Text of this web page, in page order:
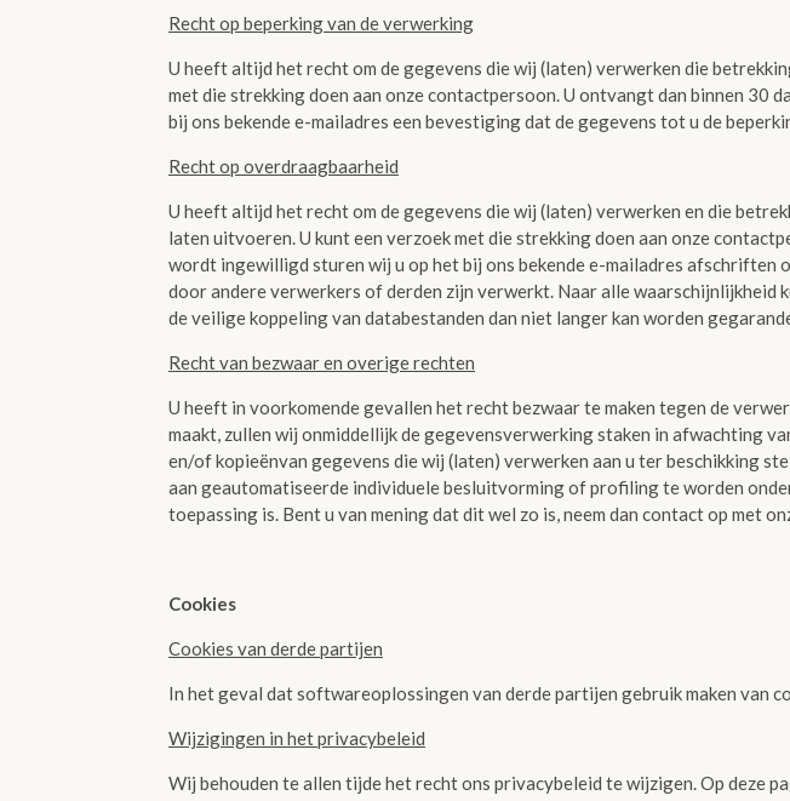
Recht op beperking van de verwerking
U heeft altijd het recht om de gegevens die wij (laten) verwerken die
met die strekking doen aan onze contactpersoon. U ontvangt dan binnen 30
bij ons bekende e-mailadres een bevestiging dat de gegevens tot u de
Recht op overdraagbaarheid
U heeft altijd het recht om de gegevens die wij (laten) verwerken en die
laten uitvoeren. U kunt een verzoek met die strekking doen aan onze
wordt ingewilligd sturen wij u op het bij ons bekende e-mailadres afschriften
door andere verwerkers of derden zijn verwerkt. Naar alle
de veilige koppeling van databestanden dan niet langer kan worden
Recht van bezwaar en overige rechten
U heeft in voorkomende gevallen het recht bezwaar te maken tegen de
maakt, zullen wij onmiddellijk de gegevensverwerking staken in afwachting
en/of kopieënvan gegevens die wij (laten) verwerken aan u ter beschikking
aan geautomatiseerde individuele besluitvorming of profiling te worden
toepassing is. Bent u van mening dat dit wel zo is, neem dan contact op met
Cookies
Cookies van derde partijen
In het geval dat softwareoplossingen van derde partijen gebruik maken van
Wijzigingen in het privacybeleid
Wij behouden te allen tijde het recht ons privacybeleid te wijzigen. Op deze